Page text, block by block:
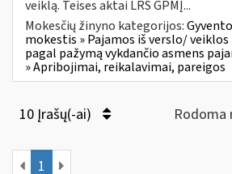
veiklą. Teises aktai LRS GPMĮ...
Mokesčių žinyno kategorijos:
mokestis » Pajamos iš verslo/
pagal pažymą vykdančio asmens
» Apribojimai, reikalavimai, pareigos
10 Įrašų(-ai) Rodoma
1